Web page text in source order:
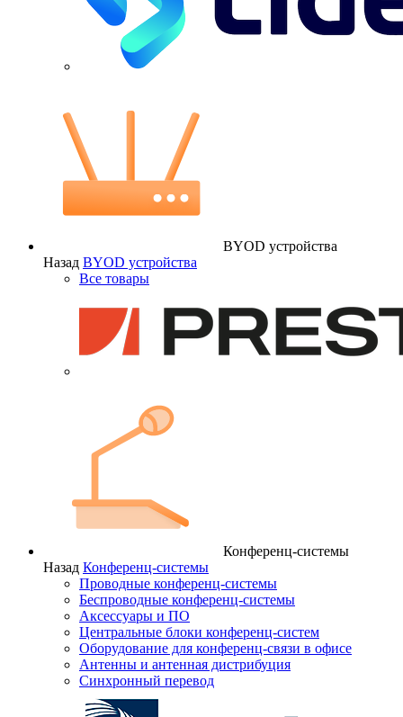
BYOD устройства
Назад BYOD устройства
Все товары
Конференц-системы
Назад Конференц-системы
Проводные конференц-системы
Беспроводные конференц-системы
Аксессуары и ПО
Центральные блоки конференц-систем
Оборудование для конференц-связи в офисе
Антенны и антенная дистрибуция
Синхронный перевод